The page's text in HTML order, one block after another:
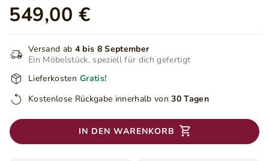
549,00 €
Versand ab 4 bis 8 September
Ein Möbelstück, speziell für dich gefertigt
Lieferkosten Gratis!
Kostenlose Rückgabe innerhalb von 30 Tagen
IN DEN WARENKORB